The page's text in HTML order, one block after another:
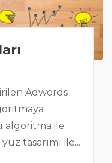
Adwords
algoritma ile
tasarımı ile...